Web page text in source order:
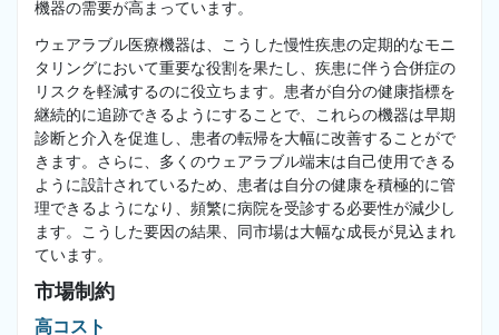
機器の需要が高まっています。
ウェアラブル医療機器は、こうした慢性疾患の定期的なモニ
タリングにおいて重要な役割を果たし、疾患に伴う合併症の
リスクを軽減するのに役立ちます。患者が自分の健康指標を
継続的に追跡できるようにすることで、これらの機器は早期
診断と介入を促進し、患者の転帰を大幅に改善することがで
きます。さらに、多くのウェアラブル端末は自己使用できる
ように設計されているため、患者は自分の健康を積極的に管
理できるようになり、頻繁に病院を受診する必要性が減少し
ます。こうした要因の結果、同市場は大幅な成長が見込まれ
ています。
市場制約
高コスト